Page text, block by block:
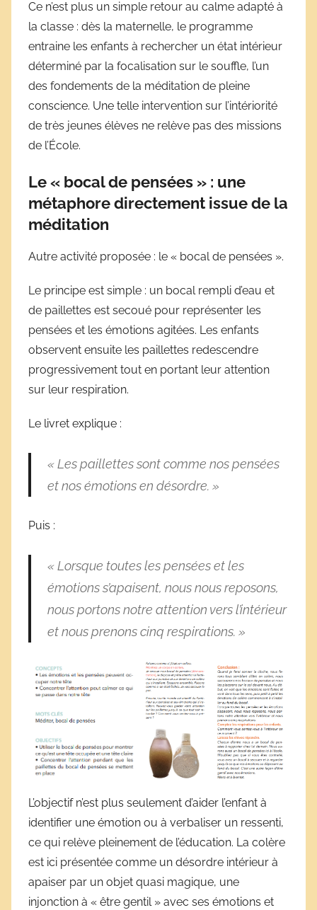
Ce n’est plus un simple retour au calme adapté à
la classe : dès la maternelle, le programme
entraine les enfants à rechercher un état intérieur
déterminé par la focalisation sur le souffle, l’un
des fondements de la méditation de pleine
conscience. Une telle intervention sur l’intériorité
de très jeunes élèves ne relève pas des missions
de l’École.
Le « bocal de pensées » : une
métaphore directement issue de la
méditation
Autre activité proposée : le « bocal de pensées ».
Le principe est simple : un bocal rempli d’eau et
de paillettes est secoué pour représenter les
pensées et les émotions agitées. Les enfants
observent ensuite les paillettes redescendre
progressivement tout en portant leur attention
sur leur respiration.
Le livret explique :
« Les paillettes sont comme nos pensées
et nos émotions en désordre. »
Puis :
« Lorsque toutes les pensées et les
émotions s’apaisent, nous nous reposons,
nous portons notre attention vers l’intérieur
et nous prenons cinq respirations. »
L’objectif n’est plus seulement d’aider l’enfant à
identifier une émotion ou à verbaliser un ressenti,
ce qui relève pleinement de l’éducation. La colère
est ici présentée comme un désordre intérieur à
apaiser par un objet quasi magique, une
injonction à « être gentil » avec ses émotions et